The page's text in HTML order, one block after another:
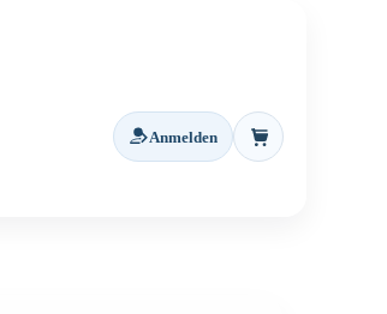
Anmelden Warenkorb